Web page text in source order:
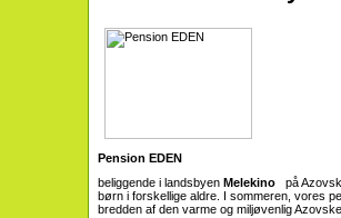
Pension EDEN
beliggende i landsbyen Melekino
på
børn i forskellige aldre. I sommeren, vores
bredden af ​​den varme og miljøvenlig